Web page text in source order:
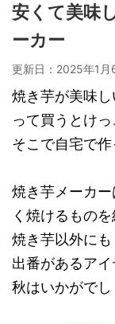
安くて美味
ーカー
更新日： 2025年1月
焼き芋が美味
って買うとけっ
そこで自宅で作
焼き芋メーカ
く焼けるもの
焼き芋以外に
出番があるア
秋はいかがでし